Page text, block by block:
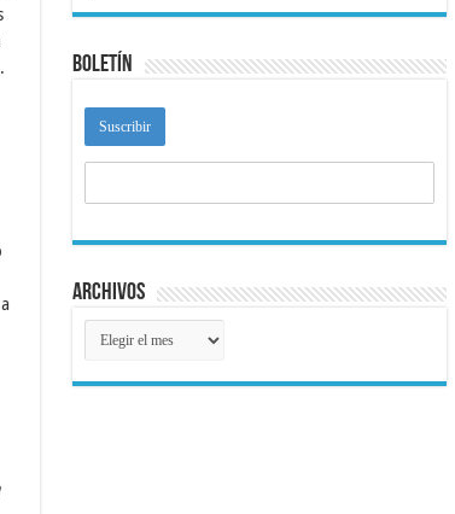
Boletín
Archivos
Archivos